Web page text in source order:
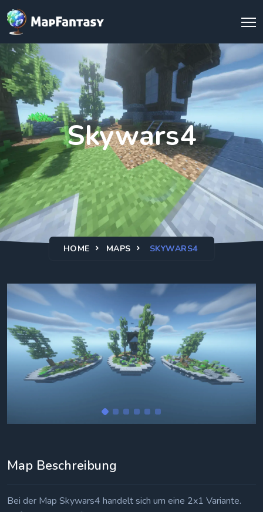
Skywars4
HOME MAPS SKYWARS4
Map Beschreibung
Bei der Map Skywars4 handelt sich um eine 2x1 Variante.